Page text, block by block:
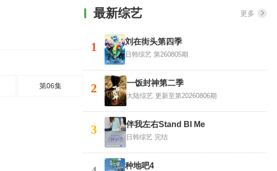
第06集
最新综艺 更多
1 刘在街头第四季
日韩综艺 第260805期
2 一饭封神第二季
大陆综艺 更新至第20260806期
3 伴我左右Stand BI Me
日韩综艺 完结
种地吧4